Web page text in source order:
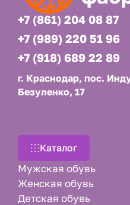
+7 (861) 204 08 87
+7 (989) 220 51 96
+7 (918) 689 22 89
г. Краснодар, пос.
Безуленко, 17
Каталог
Мужская обувь
Женская обувь
Детская обувь